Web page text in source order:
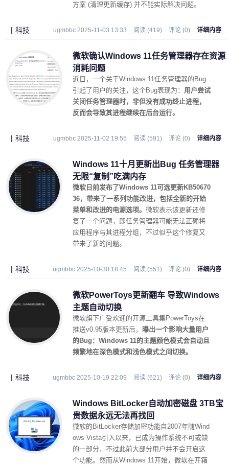
方案 (清理更新缓存) 并不能实际解决问题。
科技 ugmbbc 2025-11-03 13:33 阅读 (419) 评论 (0) 详细内容
微软确认Windows 11任务管理器存在资源
消耗问题
近日，一个关于Windows 11任务管理器的Bug
引起了用户的关注，这个Bug表现为： 用户尝试
关闭任务管理器时，非但没有成功终止进程，
反而会导致其进程继续在后台运行。
科技 ugmbbc 2025-11-02 19:55 阅读 (591) 评论 (0) 详细内容
Windows 11十月更新出Bug 任务管理器
无限“复制”吃满内存
微软日前发布了Windows 11可选更新KB50670
36，带来了一系列功能改进，包括全新的开始
菜单和改进的电源选项。 微软表示该更新还修
复了一个问题，即任务管理器可能无法正确将
应用程序与其进程分组，不过似乎这个修复又
带来了新的问题。
科技 ugmbbc 2025-10-30 18:45 阅读 (551) 评论 (0) 详细内容
微软PowerToys更新翻车 导致Windows
主题自动切换
微软旗下广受欢迎的开源工具集PowerToys在
推送v0.95版本更新后，
曝出一个影响大量用户
的Bug：Windows 11的主题颜色模式会自动且
频繁地在深色模式和浅色模式之间切换。
科技 ugmbbc 2025-10-19 22:09 阅读 (621) 评论 (0) 详细内容
Windows BitLocker自动加密磁盘 3TB宝
贵数据永远无法再找回
微软的BitLocker存储加密功能自2007年随Wind
ows Vista引入以来，已成为操作系统不可或缺
的一部分，不过此前大部分用户并不会开启这
个功能。然而从Windows 11开始，微软在开箱